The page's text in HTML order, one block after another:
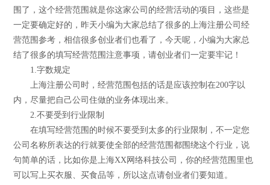
围了，这个经营范围就是你这家公司的经营活动的项目，这些是
一定要确定好的，昨天小编为大家总结了很多的上海注册公司经
营范围参考，相信很多创业者们也看了，今天呢，小编为大家总
结了很多的填写经营范围注意事项，请创业者们一定要牢记！
1.字数规定
上海注册公司时，经营范围包括的话是应该控制在200字以
内，尽量把自己公司住做的业务体现出来。
2.不要受到行业限制
在填写经营范围的时候不要受到太多的行业限制，不一定您
公司名称所表达的行就要使全部的经营范围都围绕这个行业，说
句简单的话，比如你是上海XX网络科技公司，你的经营范围里也
可以写上买衣服、买食品等，所以这点请创业者们要知道。